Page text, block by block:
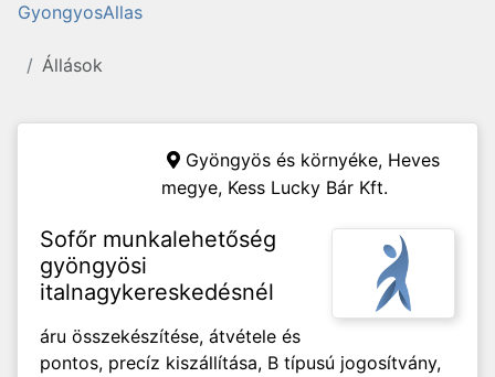
GyongyosAllas
Állások
Gyöngyös és környéke, Heves
megye, Kess Lucky Bár Kft.
Sofőr munkalehetőség
gyöngyösi
italnagykereskedésnél
áru összekészítése, átvétele és
pontos, precíz kiszállítása, B típusú jogosítvány,